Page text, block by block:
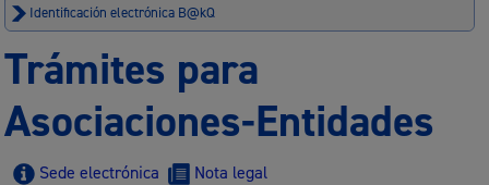
Identificación electrónica B@kQ
Trámites para
Asociaciones-Entidades
Sede electrónica Nota legal